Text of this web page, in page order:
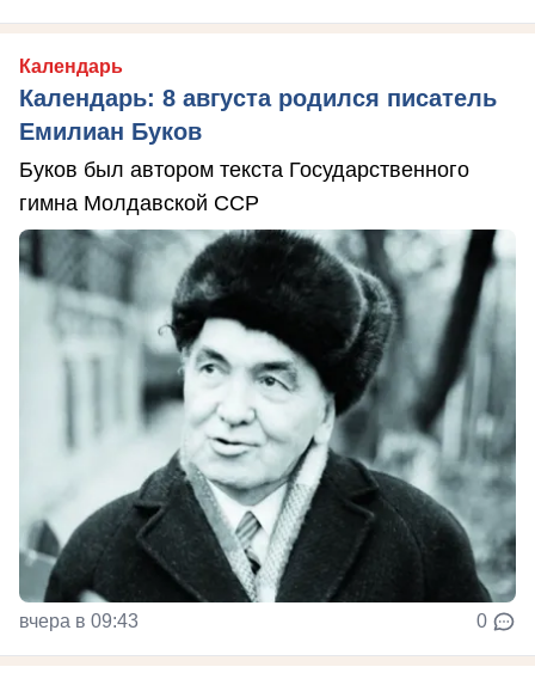
Календарь
Календарь: 8 августа родился писатель
Емилиан Буков
Буков был автором текста Государственного
гимна Молдавской ССР
вчера в 09:43 0